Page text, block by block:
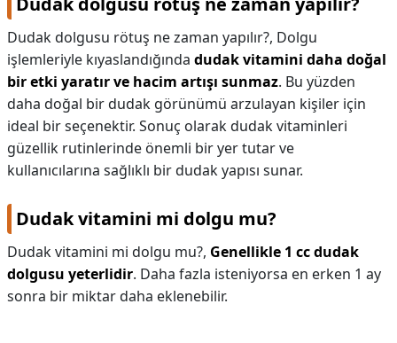
Dudak dolgusu rötuş ne zaman yapılır?, Dolgu
işlemleriyle kıyaslandığında dudak vitamini daha doğal
bir etki yaratır ve hacim artışı sunmaz. Bu yüzden
daha doğal bir dudak görünümü arzulayan kişiler için
ideal bir seçenektir. Sonuç olarak dudak vitaminleri
güzellik rutinlerinde önemli bir yer tutar ve
kullanıcılarına sağlıklı bir dudak yapısı sunar.
Dudak vitamini mi dolgu mu?
Dudak vitamini mi dolgu mu?, Genellikle 1 cc dudak
dolgusu yeterlidir. Daha fazla isteniyorsa en erken 1 ay
sonra bir miktar daha eklenebilir.